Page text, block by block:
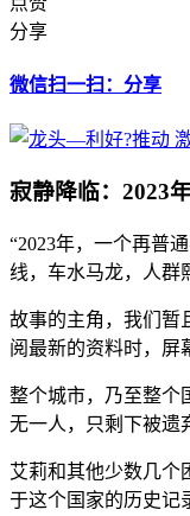
分享
微信扫一扫：分享
寂静降临：2023
“2023年，一个再普
线，车水马龙，人群
故事的主角，我们暂
阅最新的资料时，屏
整个城市，乃至整个
无一人，只剩下被遗
艾莉和其他少数几个
于这个国家的历史记